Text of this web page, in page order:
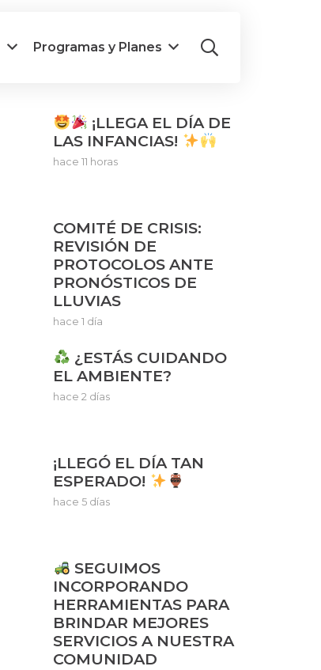
Programas y Planes
¡LLEGA EL DÍA DE
LAS INFANCIAS!
hace 11 horas
COMITÉ DE CRISIS:
REVISIÓN DE
PROTOCOLOS ANTE
PRONÓSTICOS DE
LLUVIAS
hace 1 día
¿ESTÁS CUIDANDO
EL AMBIENTE?
hace 2 días
¡LLEGÓ EL DÍA TAN
ESPERADO!
hace 5 días
SEGUIMOS
INCORPORANDO
HERRAMIENTAS PARA
BRINDAR MEJORES
SERVICIOS A NUESTRA
COMUNIDAD